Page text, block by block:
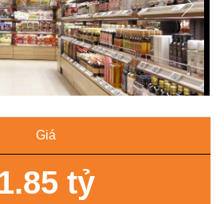
Giá
tỷ